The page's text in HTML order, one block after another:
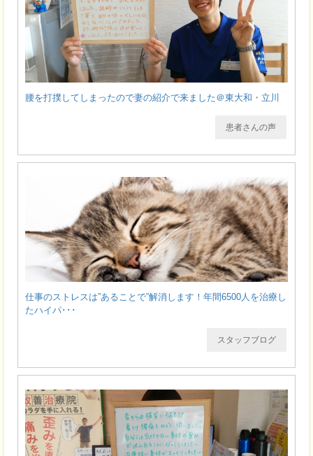
腰を打撲してしまったので妻の紹介で来ました＠東大和・立川
患者さんの声
仕事のストレスは”あることで”解消します！年間6500人を治療し
たハイパ･･･
スタッフブログ